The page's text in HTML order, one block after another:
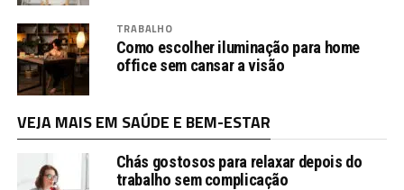
TRABALHO
Como escolher iluminação para home
office sem cansar a visão
VEJA MAIS EM SAÚDE E BEM-ESTAR
Chás gostosos para relaxar depois do
trabalho sem complicação